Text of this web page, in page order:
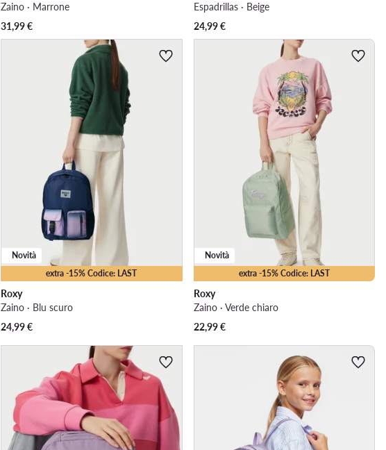
Zaino · Marrone
31,99€
Espadrillas · Beige
24,99€
extra -15% Codice: LAST
Novità
Roxy
Zaino · Blu scuro
24,99€
extra -15% Codice: LAST
Novità
Roxy
Zaino · Verde chiaro
22,99€